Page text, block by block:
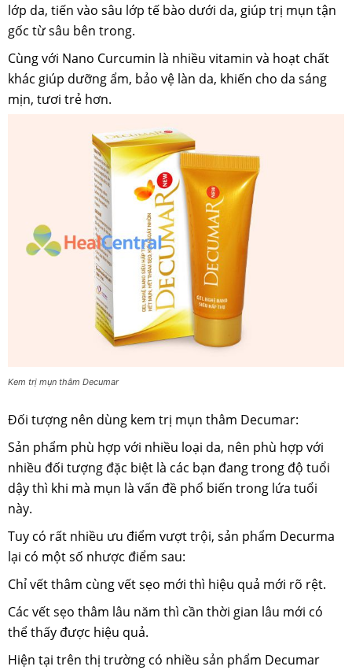
lớp da, tiến vào sâu lớp tế bào dưới da, giúp trị mụn tận
gốc từ sâu bên trong.
Cùng với Nano Curcumin là nhiều vitamin và hoạt chất
khác giúp dưỡng ẩm, bảo vệ làn da, khiến cho da sáng
mịn, tươi trẻ hơn.
Kem trị mụn thâm Decumar
Đối tượng nên dùng kem trị mụn thâm Decumar:
Sản phẩm phù hợp với nhiều loại da, nên phù hợp với
nhiều đối tượng đặc biệt là các bạn đang trong độ tuổi
dậy thì khi mà mụn là vấn đề phổ biến trong lứa tuổi
này.
Tuy có rất nhiều ưu điểm vượt trội, sản phẩm Decurma
lại có một số nhược điểm sau:
Chỉ vết thâm cùng vết sẹo mới thì hiệu quả mới rõ rệt.
Các vết sẹo thâm lâu năm thì cần thời gian lâu mới có
thể thấy được hiệu quả.
Hiện tại trên thị trường có nhiều sản phẩm Decumar